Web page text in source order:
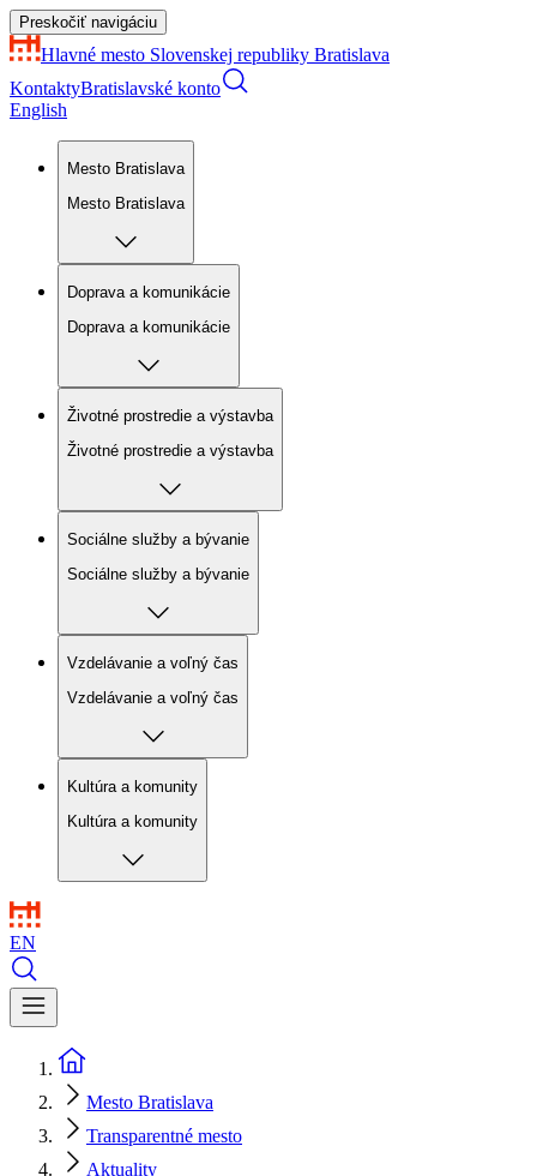
Preskočiť navigáciu
Hlavné mesto Slovenskej republiky Bratislava
KontaktyBratislavské konto
English
Mesto Bratislava
Mesto Bratislava
Doprava a komunikácie
Doprava a komunikácie
Životné prostredie a výstavba
Životné prostredie a výstavba
Sociálne služby a bývanie
Sociálne služby a bývanie
Vzdelávanie a voľný čas
Vzdelávanie a voľný čas
Kultúra a komunity
Kultúra a komunity
EN
Mesto Bratislava
Transparentné mesto
Aktuality